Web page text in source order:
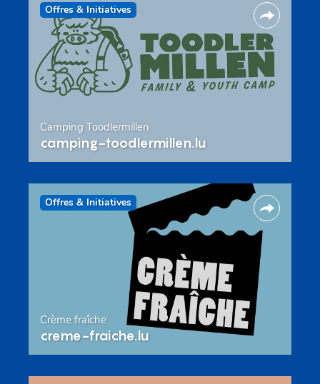
Offres & Initiatives
Camping Toodlermillen
camping-toodlermillen.lu
Offres & Initiatives
Crème fraîche
creme-fraiche.lu